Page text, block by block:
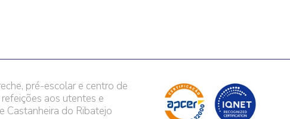
pré-escolar e centro de
aos utentes e
Castanheira do Ribatejo